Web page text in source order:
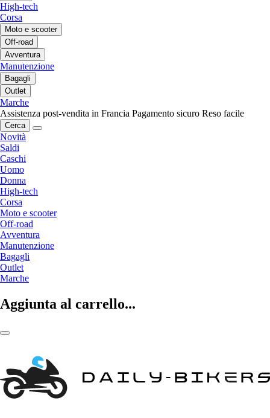
High-tech
Corsa
Moto e scooter
Off-road
Avventura
Manutenzione
Bagagli
Outlet
Marche
Assistenza post-vendita in Francia Pagamento sicuro Reso facile
Cerca
Novità
Saldi
Caschi
Uomo
Donna
High-tech
Corsa
Moto e scooter
Off-road
Avventura
Manutenzione
Bagagli
Outlet
Marche
Aggiunta al carrello...